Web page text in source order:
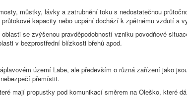
můstky, lávky a zatrubnění toku s nedostatečnou
kapacity nebo ucpání dochází k zpětnému vzdutí a
se zvýšenou pravděpodobností vzniku povodňové
v bezprostřední blízkosti břehů apod.
území Labe, ale především o různá zařízení jako
přemístit.
mají propustky pod komunikací směrem na Oleško, které